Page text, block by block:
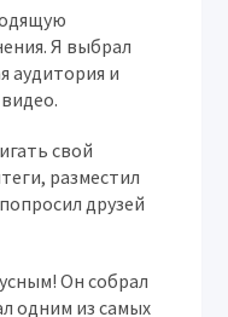
Я выбрал
аудитория и
свой
разместил
друзей
Он собрал
одним из самых